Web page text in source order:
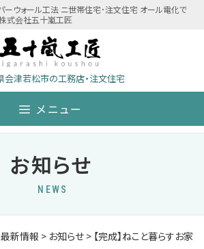
ウォール工法 ニ世帯住宅･注文住宅 オール電化で
式会社五十嵐工匠
会津若松市の工務店・注文住宅
メニュー
お知らせ
NEWS
最新情報 > お知らせ > 【完成】ねこと暮らすお家